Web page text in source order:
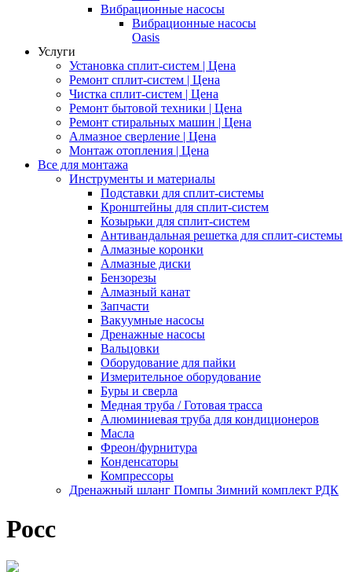
Вибрационные насосы
Вибрационные насосы
Oasis
Услуги
Установка сплит-систем | Цена
Ремонт сплит-систем | Цена
Чистка сплит-систем | Цена
Ремонт бытовой техники | Цена
Ремонт стиральных машин | Цена
Алмазное сверление | Цена
Монтаж отопления | Цена
Все для монтажа
Инструменты и материалы
Подставки для сплит-системы
Кронштейны для сплит-систем
Козырьки для сплит-систем
Антивандальная решетка для сплит-системы
Алмазные коронки
Алмазные диски
Бензорезы
Алмазный канат
Запчасти
Вакуумные насосы
Дренажные насосы
Вальцовки
Оборудование для пайки
Измерительное оборудование
Буры и сверла
Медная труба / Готовая трасса
Алюминиевая труба для кондиционеров
Масла
Фреон/фурнитура
Конденсаторы
Компрессоры
Дренажный шланг Помпы Зимний комплект РДК
Росс